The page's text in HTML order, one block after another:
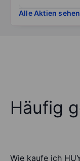
Alle Aktien sehen
Häufig
Wie kaufe ich